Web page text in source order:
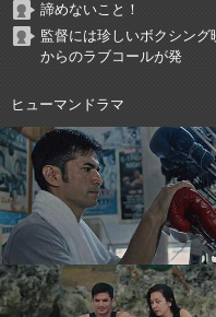
諦めないこと！
監督には珍しいボクシン
からのラブコールが発
ヒューマンドラマ